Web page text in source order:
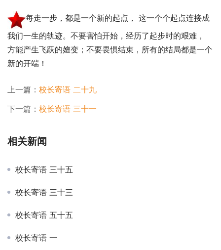
每走一步，都是一个新的起点， 这一个个起点连接成
我们一生的轨迹。不要害怕开始，经历了起步时的艰难，
方能产生飞跃的嬗变；不要畏惧结束，所有的结局都是一个
新的开端！
上一篇： 校长寄语 二十九
下一篇： 校长寄语 三十一
相关新闻
校长寄语 三十五
校长寄语 三十三
校长寄语 五十五
校长寄语 一